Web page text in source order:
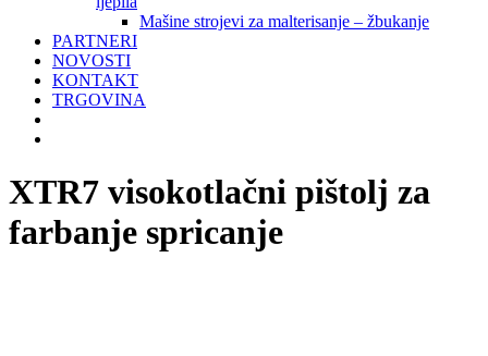
Mašine strojevi za malterisanje – žbukanje
PARTNERI
NOVOSTI
KONTAKT
TRGOVINA
XTR7 visokotlačni pištolj za
farbanje spricanje